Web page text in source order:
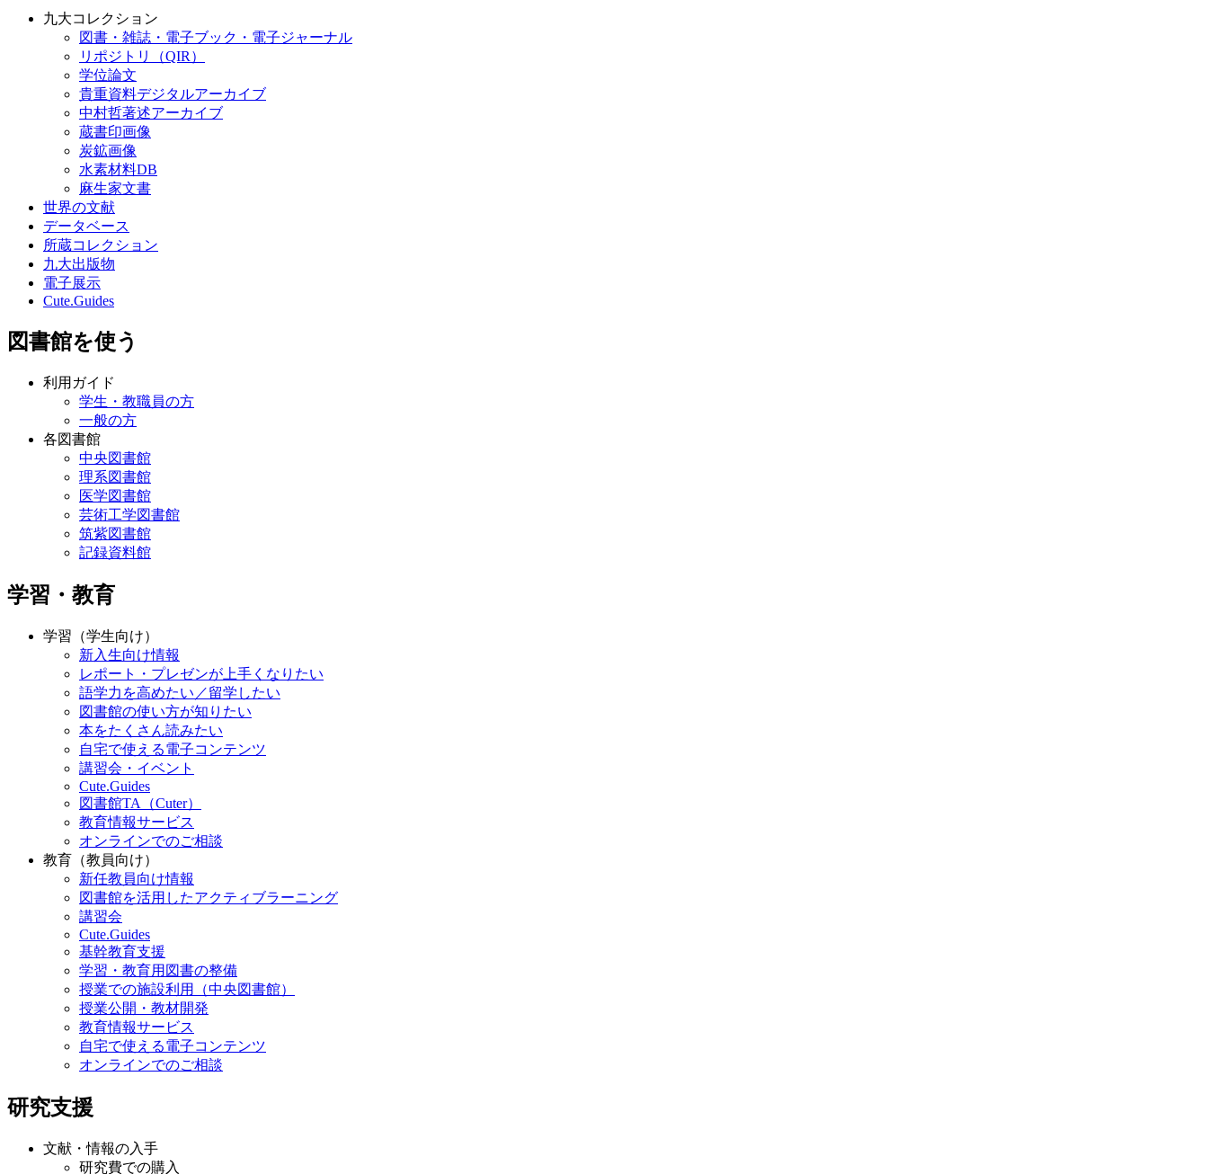
九大コレクション
図書・雑誌・電子ブック・電子ジャーナル
リポジトリ（QIR）
学位論文
貴重資料デジタルアーカイブ
中村哲著述アーカイブ
蔵書印画像
炭鉱画像
水素材料DB
麻生家文書
世界の文献
データベース
所蔵コレクション
九大出版物
電子展示
Cute.Guides
図書館を使う
利用ガイド
学生・教職員の方
一般の方
各図書館
中央図書館
理系図書館
医学図書館
芸術工学図書館
筑紫図書館
記録資料館
学習・教育
学習（学生向け）
新入生向け情報
レポート・プレゼンが上手くなりたい
語学力を高めたい／留学したい
図書館の使い方が知りたい
本をたくさん読みたい
自宅で使える電子コンテンツ
講習会・イベント
Cute.Guides
図書館TA（Cuter）
教育情報サービス
オンラインでのご相談
教育（教員向け）
新任教員向け情報
図書館を活用したアクティブラーニング
講習会
Cute.Guides
基幹教育支援
学習・教育用図書の整備
授業での施設利用（中央図書館）
授業公開・教材開発
教育情報サービス
自宅で使える電子コンテンツ
オンラインでのご相談
研究支援
文献・情報の入手
研究費での購入